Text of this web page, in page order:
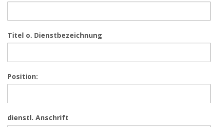
Titel o. Dienstbezeichnung
Position:
dienstl. Anschrift